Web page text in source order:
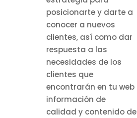
posicionarte y darte a
conocer a nuevos
clientes, así como dar
respuesta a las
necesidades de los
clientes que
encontrarán en tu web
información de
calidad y contenido de